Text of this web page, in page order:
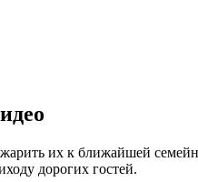
их к ближайшей
дорогих гостей.